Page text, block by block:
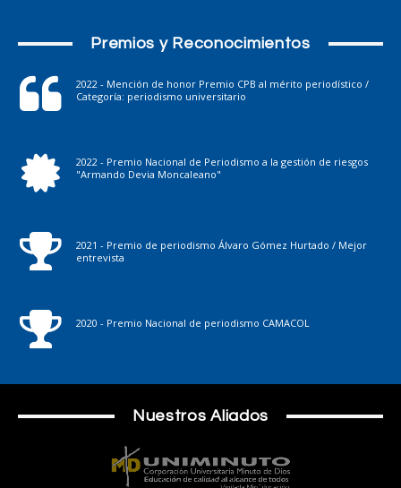
Premios y Reconocimientos
2022 - Mención de honor Premio CPB al mérito periodístico /
Categoría: periodismo universitario
2022 - Premio Nacional de Periodismo a la gestión de riesgos
"Armando Devia Moncaleano"
2021 - Premio de periodismo Álvaro Gómez Hurtado / Mejor
entrevista
2020 - Premio Nacional de periodismo CAMACOL
Nuestros Aliados